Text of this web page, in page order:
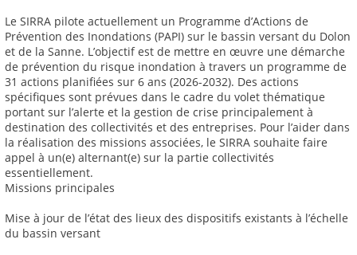
Le SIRRA pilote actuellement un Programme d’Actions de
Prévention des Inondations (PAPI) sur le bassin versant du Dolon
et de la Sanne. L’objectif est de mettre en œuvre une démarche
de prévention du risque inondation à travers un programme de
31 actions planifiées sur 6 ans (2026-2032). Des actions
spécifiques sont prévues dans le cadre du volet thématique
portant sur l’alerte et la gestion de crise principalement à
destination des collectivités et des entreprises. Pour l’aider dans
la réalisation des missions associées, le SIRRA souhaite faire
appel à un(e) alternant(e) sur la partie collectivités
essentiellement.
Missions principales
Mise à jour de l’état des lieux des dispositifs existants à l’échelle
du bassin versant